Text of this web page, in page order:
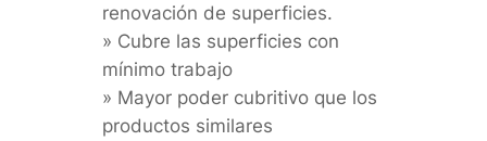
renovación de superficies.
» Cubre las superficies con
mínimo trabajo
» Mayor poder cubritivo que los
productos similares